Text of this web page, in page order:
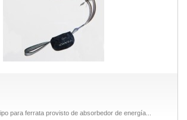
para ferrata provisto de absorbedor de energía...